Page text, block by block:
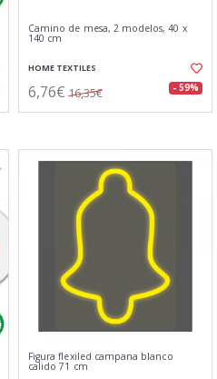
Camino de mesa, 2 modelos, 40 x
140 cm
HOME TEXTILES
6,76€ 16,35€ - 59%
Figura flexiled campana blanco
calido 71 cm